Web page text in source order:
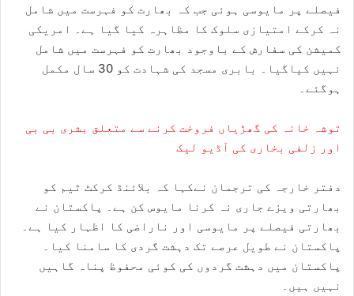
فیصلے پر مایوسی ہوئی جب کہ بھارت کو فہرست میں شامل
نہ کرکے امتیازی سلوک کا مظاہرہ کیا گیا ہے۔ امریکی
کمیشن کی سفارش کے باوجود بھارت کو فہرست میں شامل
نہیں کیاگیا۔ بابری مسجد کی شہادت کو 30 سال مکمل
ہوگئے۔
توشہ خانہ کی گھڑیاں فروخت کرنے سے متعلق بشری بی بی
اور زلفی بخاری کی آڈیو لیک
دفتر خارجہ کی ترجمان نےکہا کہ بلائنڈ کرکٹ ٹیم کو
بھارتی ویزے جاری نہ کرنا مایوس کن ہے۔ پاکستان نے
بھارتی فیصلے پر مایوسی اور ناراضی کا اظہار کیا ہے۔
پاکستان نے طویل عرصے تک دہشت گردی کا سامنا کیا۔
پاکستان میں دہشت گردوں کی کوئی محفوظ پناہ گاہیں
نہیں ہیں۔